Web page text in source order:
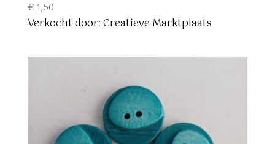
€1,50
Verkocht door: Creatieve Marktplaats